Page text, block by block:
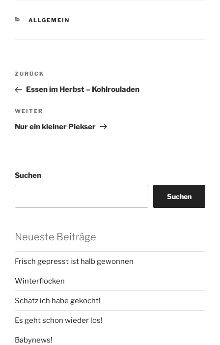
KATEGORIEN
ALLGEMEIN
Beitragsnavigation
Vorheriger
Beitrag
ZURÜCK
Essen im Herbst – Kohlrouladen
Nächster
Beitrag
WEITER
Nur ein kleiner Piekser
Suchen
Suchen
Neueste Beiträge
Frisch gepresst ist halb gewonnen
Winterflocken
Schatz ich habe gekocht!
Es geht schon wieder los!
Babynews!